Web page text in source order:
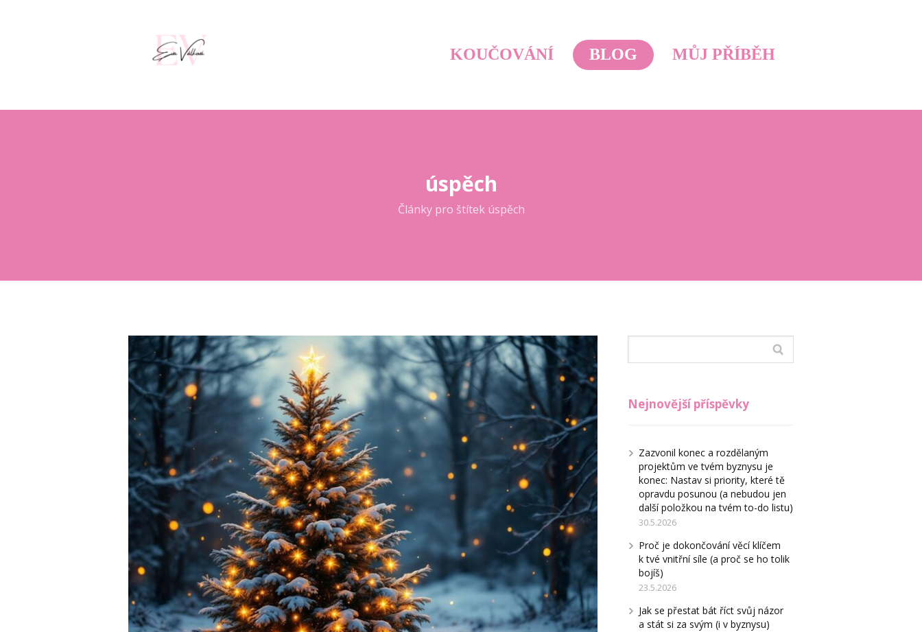
KOUČOVÁNÍ BLOG MŮJ PŘÍBĚH
úspěch
Články pro štítek úspěch
Nejnovější příspěvky
Zazvonil konec a rozdělaným
projektům ve tvém byznysu je
konec: Nastav si priority, které tě
opravdu posunou (a nebudou jen
další položkou na tvém to-do listu)
30.5.2026
Proč je dokončování věcí klíčem
k tvé vnitřní síle (a proč se ho tolik
bojíš)
23.5.2026
Jak se přestat bát říct svůj názor
a stát si za svým (i v byznysu)